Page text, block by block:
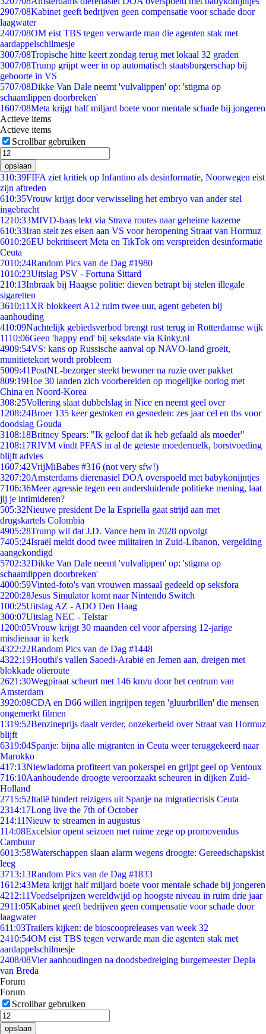
2907/08Kabinet geeft bedrijven geen compensatie voor schade door
laagwater
2407/08OM eist TBS tegen verwarde man die agenten stak met
aardappelschilmesje
3007/08Tropische hitte keert zondag terug met lokaal 32 graden
3007/08Trump grijpt weer in op automatisch staatsburgerschap bij
geboorte in VS
5707/08Dikke Van Dale neemt 'vulvalippen' op: 'stigma op
schaamlippen doorbreken'
1607/08Meta krijgt half miljard boete voor mentale schade bij jongeren
Actieve items
Actieve items
Scrollbar gebruiken
opslaan
310:39FIFA ziet kritiek op Infantino als desinformatie, Noorwegen eist
zijn aftreden
610:35Vrouw krijgt door verwisseling het embryo van ander stel
ingebracht
1210:33MIVD-baas lekt via Strava routes naar geheime kazerne
610:33Iran stelt zes eisen aan VS voor heropening Straat van Hormuz
6010:26EU bekritiseert Meta en TikTok om verspreiden desinformatie
Ceuta
7010:24Random Pics van de Dag #1980
1010:23Uitslag PSV - Fortuna Sittard
210:13Inbraak bij Haagse politie: dieven betrapt bij stelen illegale
sigaretten
3610:11 XR blokkeert A12 ruim twee uur, agent gebeten bij
aanhouding
410:09Nachtelijk gebiedsverbod brengt rust terug in Rotterdamse wijk
1110:06Geen 'happy end' bij seksdate via Kinky.nl
4909:54VS: kans op Russische aanval op NAVO-land groeit,
munitietekort wordt probleem
5009:41PostNL-bezorger steekt bewoner na ruzie over pakket
809:19Hoe 30 landen zich voorbereiden op mogelijke oorlog met
China en Noord-Korea
308:25Vollering slaat dubbelslag in Nice en neemt geel over
1208:24Broer 135 keer gestoken en gesneden: zes jaar cel en tbs voor
doodslag Gouda
3108:18Britney Spears: "Ik geloof dat ik heb gefaald als moeder"
2108:17RIVM vindt PFAS in al de geteste moedermelk, borstvoeding
blijft advies
1607:42VrijMiBabes #316 (not very sfw!)
3207:20Amsterdams dierenasiel DOA overspoeld met babykonijntjes
7106:36Meer agressie tegen een andersluidende politieke mening, laat
jij je intimideren?
505:32Nieuwe president De la Espriella gaat strijd aan met
drugskartels Colombia
4905:28Trump wil dat J.D. Vance hem in 2028 opvolgt
7405:24Israël meldt dood twee militairen in Zuid-Libanon, vergelding
aangekondigd
5702:32Dikke Van Dale neemt 'vulvalippen' op: 'stigma op
schaamlippen doorbreken'
4000:59Vinted-foto's van vrouwen massaal gedeeld op seksfora
2200:28Jesus Simulator komt naar Nintendo Switch
100:25Uitslag AZ - ADO Den Haag
300:07Uitslag NEC - Telstar
1200:05Vrouw krijgt 30 maanden cel voor afpersing 12-jarige
misdienaar in kerk
4322:22Random Pics van de Dag #1448
4322:19Houthi's vallen Saoedi-Arabië en Jemen aan, dreigen met
blokkade olieroute
2621:30Wegpiraat scheurt met 146 km/u door het centrum van
Amsterdam
3920:08CDA en D66 willen ingrijpen tegen 'gluurbrillen' die mensen
ongemerkt filmen
1319:52Benzineprijs daalt verder, onzekerheid over Straat van Hormuz
blijft
6319:04Spanje: bijna alle migranten in Ceuta weer teruggekeerd naar
Marokko
417:13Niewiadoma profiteert van pokerspel en grijpt geel op Ventoux
716:10Aanhoudende droogte veroorzaakt scheuren in dijken Zuid-
Holland
2715:52Italië hindert reizigers uit Spanje na migratiecrisis Ceuta
2314:17Long live the 7th of October
214:11Nieuw te streamen in augustus
114:08Excelsior opent seizoen met ruime zege op promovendus
Cambuur
6013:58Waterschappen slaan alarm wegens droogte: Gereedschapskist
leeg
3713:13Random Pics van de Dag #1833
1612:43Meta krijgt half miljard boete voor mentale schade bij jongeren
4212:11Voedselprijzen wereldwijd op hoogste niveau in ruim drie jaar
2911:05Kabinet geeft bedrijven geen compensatie voor schade door
laagwater
611:03Trailers kijken: de bioscoopreleases van week 32
2410:54OM eist TBS tegen verwarde man die agenten stak met
aardappelschilmesje
2408/08Vier aanhoudingen na doodsbedreiging burgemeester Depla
van Breda
Forum
Forum
Scrollbar gebruiken
opslaan